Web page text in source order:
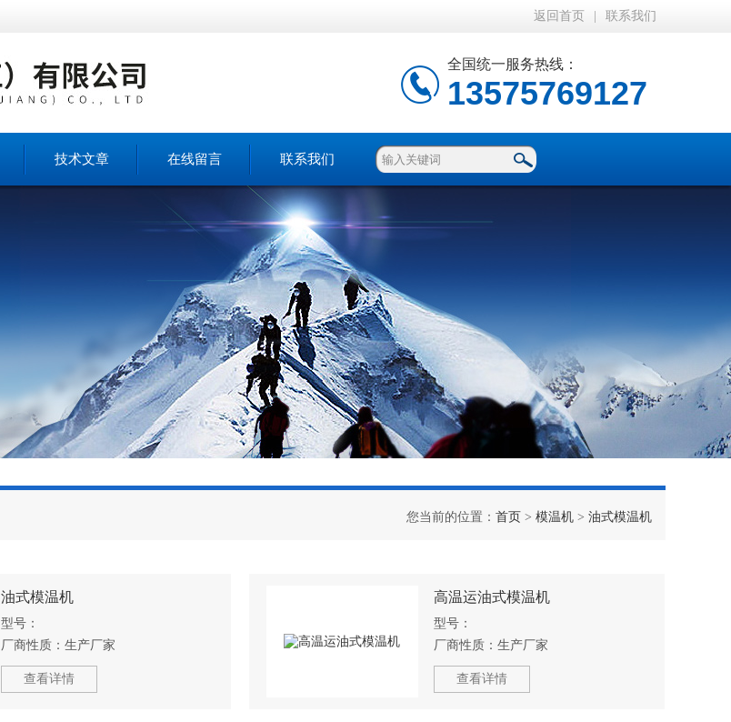
返回首页 联系我们
全国统一服务热线：
13575769127
技术文章 在线留言 联系我们
您当前的位置： 首页 > 模温机 > 油式模温机
油式模温机
型号：
厂商性质： 生产厂家
查看详情
高温运油式模温机
型号：
厂商性质：生产厂家
查看详情